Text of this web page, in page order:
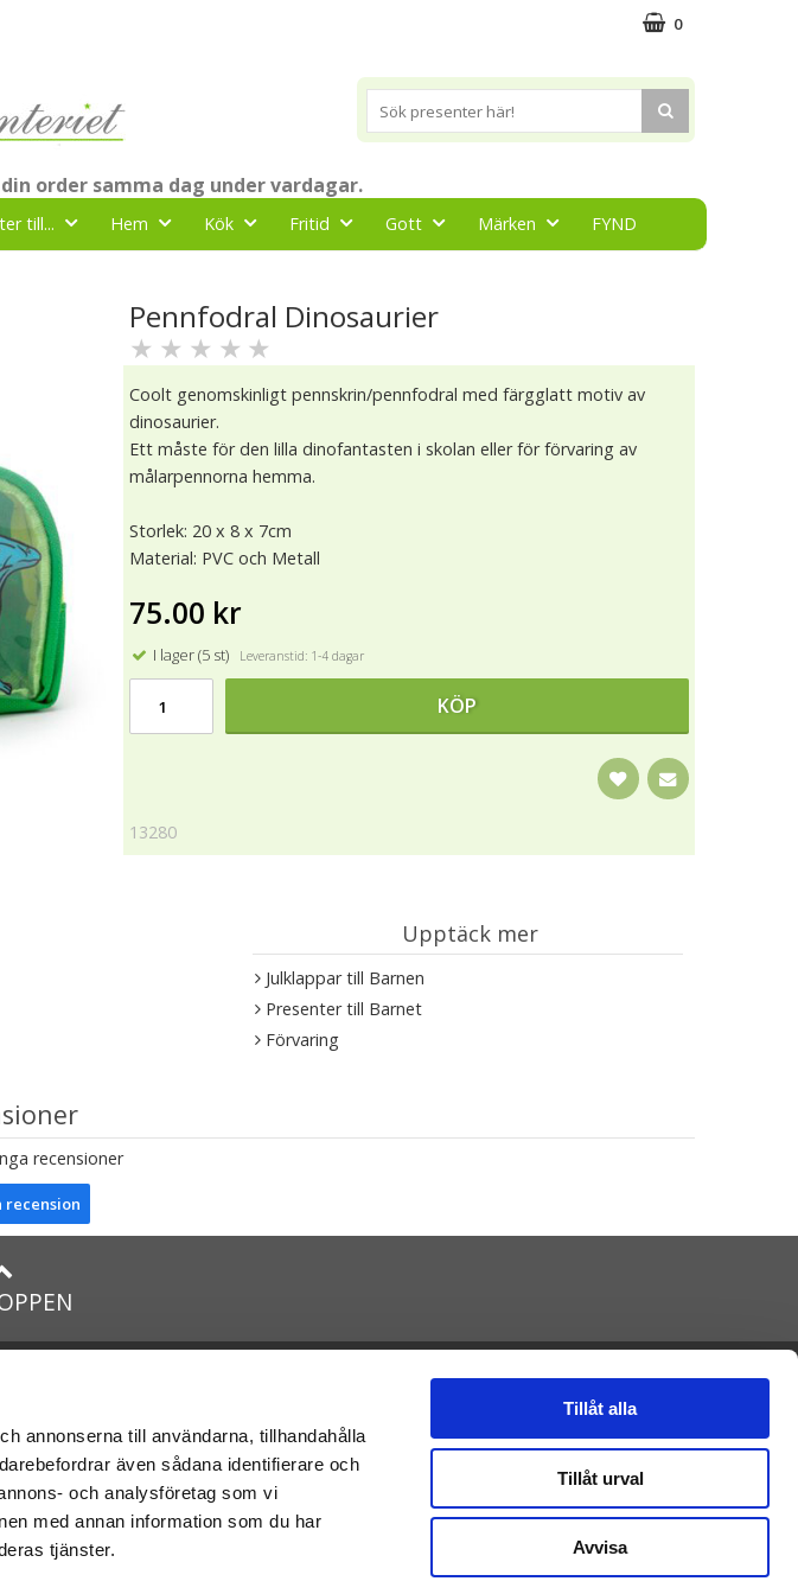
annonserna till användarna, tillhandahålla
även sådana identifierare och
och analysföretag som vi
med annan information som du har
tjänster.
Tillåt alla
Tillåt urval
Avvisa
0
order samma dag under vardagar.
till... Hem Kök Fritid Gott Märken FYND
Pennfodral Dinosaurier
★ ★ ★ ★ ★
Coolt genomskinligt pennskrin/pennfodral med färgglatt motiv av
dinosaurier.
Ett måste för den lilla dinofantasten i skolan eller för förvaring av
målarpennorna hemma.
Storlek: 20 x 8 x 7cm
Material: PVC och Metall
75.00 kr
I lager (5 st) Leveranstid: 1-4 dagar
KÖP
13280
Upptäck mer
Julklappar till Barnen
Presenter till Barnet
Förvaring
recensioner
recension
E-mail: Kontakt@presenteriet.se